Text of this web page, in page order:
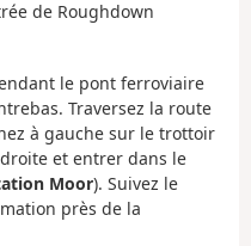
de Roughdown
le pont ferroviaire
Traversez la route
à gauche sur le trottoir
et entrer dans le
Moor). Suivez le
près de la